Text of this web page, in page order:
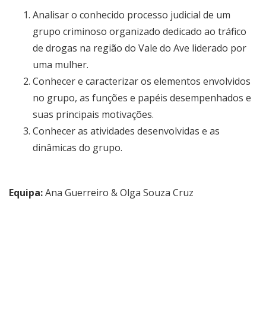
​Analisar o conhecido processo judicial de um
grupo criminoso organizado dedicado ao tráfico
de drogas na região do Vale do Ave liderado por
uma mulher.
Conhecer e caracterizar os elementos envolvidos
no grupo, as funções e papéis desempenhados e
suas principais motivações.
Conhecer as atividades desenvolvidas e as
dinâmicas do grupo.
Equipa:Ana Guerreiro & Olga Souza Cruz